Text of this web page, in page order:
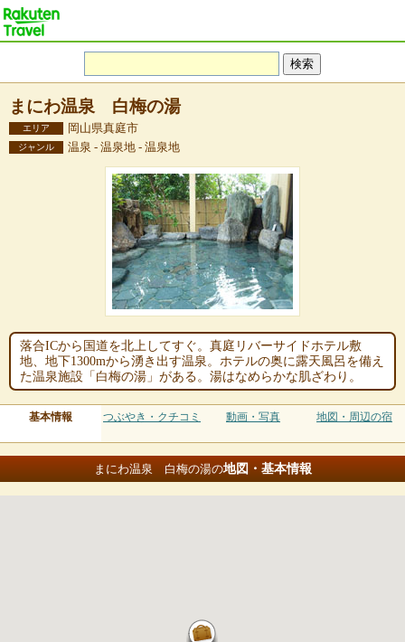
まにわ温泉 白梅の湯
エリア 岡山県真庭市
ジャンル 温泉 - 温泉地 - 温泉地
落合ICから国道を北上してすぐ。真庭リバーサイドホテル敷
地、地下1300mから湧き出す温泉。ホテルの奥に露天風呂を備え
た温泉施設「白梅の湯」がある。湯はなめらかな肌ざわり。
基本情報 つぶやき・クチコミ 動画・写真 地図・周辺の宿
まにわ温泉 白梅の湯の地図・基本情報